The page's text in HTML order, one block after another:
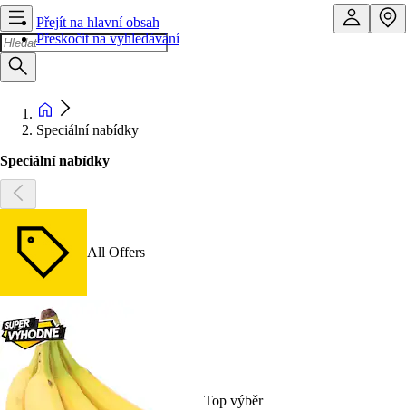
Přejít na hlavní obsah
Přeskočit na vyhledávání
Speciální nabídky
Speciální nabídky
All Offers
Top výběr